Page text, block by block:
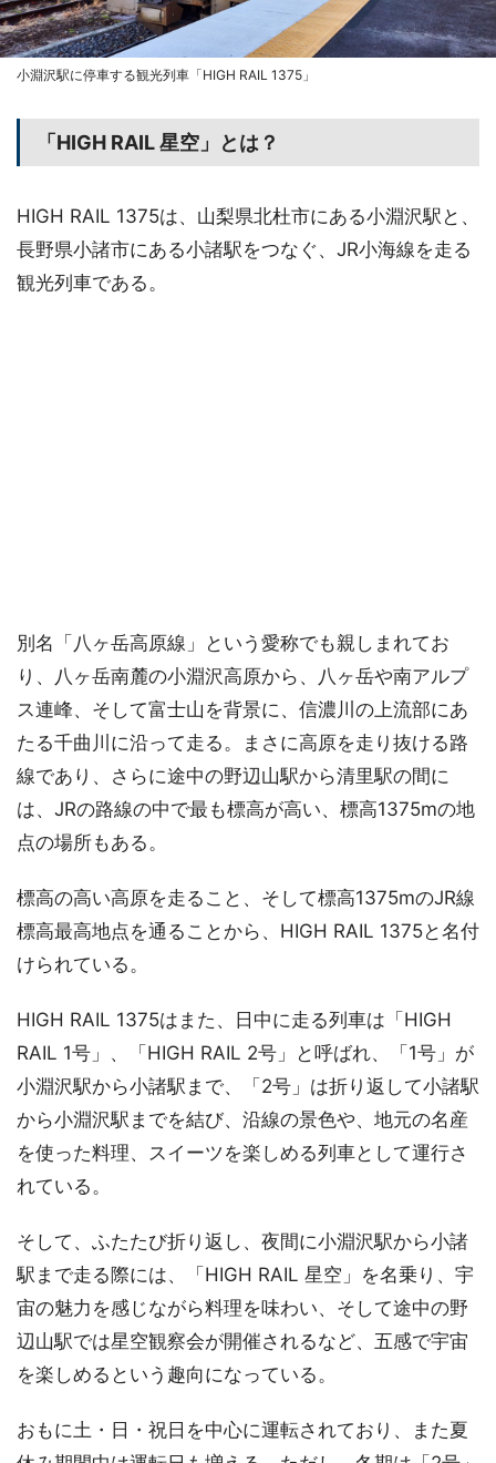
小淵沢駅に停車する観光列車「HIGH RAIL 1375」
「HIGH RAIL 星空」とは？
HIGH RAIL 1375は、山梨県北杜市にある小淵沢駅と、
長野県小諸市にある小諸駅をつなぐ、JR小海線を走る
観光列車である。
別名「八ヶ岳高原線」という愛称でも親しまれてお
り、八ヶ岳南麓の小淵沢高原から、八ヶ岳や南アルプ
ス連峰、そして富士山を背景に、信濃川の上流部にあ
たる千曲川に沿って走る。まさに高原を走り抜ける路
線であり、さらに途中の野辺山駅から清里駅の間に
は、JRの路線の中で最も標高が高い、標高1375mの地
点の場所もある。
標高の高い高原を走ること、そして標高1375mのJR線
標高最高地点を通ることから、HIGH RAIL 1375と名付
けられている。
HIGH RAIL 1375はまた、日中に走る列車は「HIGH
RAIL 1号」、「HIGH RAIL 2号」と呼ばれ、「1号」が
小淵沢駅から小諸駅まで、「2号」は折り返して小諸駅
から小淵沢駅までを結び、沿線の景色や、地元の名産
を使った料理、スイーツを楽しめる列車として運行さ
れている。
そして、ふたたび折り返し、夜間に小淵沢駅から小諸
駅まで走る際には、「HIGH RAIL 星空」を名乗り、宇
宙の魅力を感じながら料理を味わい、そして途中の野
辺山駅では星空観察会が開催されるなど、五感で宇宙
を楽しめるという趣向になっている。
おもに土・日・祝日を中心に運転されており、また夏